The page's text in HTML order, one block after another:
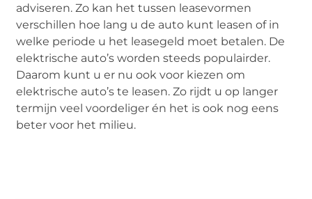
adviseren. Zo kan het tussen leasevormen
verschillen hoe lang u de auto kunt leasen of in
welke periode u het leasegeld moet betalen. De
elektrische auto’s worden steeds populairder.
Daarom kunt u er nu ook voor kiezen om
elektrische auto’s te leasen. Zo rijdt u op langer
termijn veel voordeliger én het is ook nog eens
beter voor het milieu.